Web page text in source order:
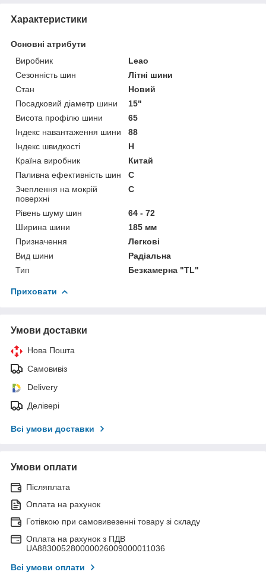
Характеристики
Основні атрибути
Виробник
Leao
Сезонність шин
Літні шини
Стан
Новий
Посадковий діаметр шини
15"
Висота профілю шини
65
Індекс навантаження шини
88
Індекс швидкості
H
Країна виробник
Китай
Паливна ефективність шин
C
Зчеплення на мокрій
поверхні
C
Рівень шуму шин
64 - 72
Ширина шини
185 мм
Призначення
Легкові
Вид шини
Радіальна
Тип
Безкамерна "TL"
Приховати
Умови доставки
Нова Пошта
Самовивіз
Delivery
Делівері
Всі умови доставки
Умови оплати
Післяплата
Оплата на рахунок
Готівкою при самовивезенні товару зі складу
Оплата на рахунок з ПДВ
UA883005280000026009000011036
Всі умови оплати